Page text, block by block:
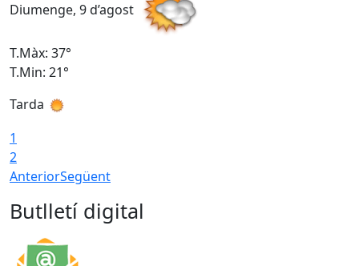
Diumenge, 9 d’agost
T.Màx: 37°
T.Min: 21°
Tarda
1
2
AnteriorSegüent
Butlletí digital